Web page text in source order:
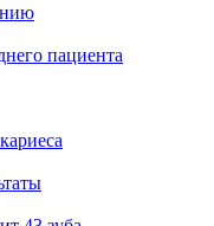
пациента